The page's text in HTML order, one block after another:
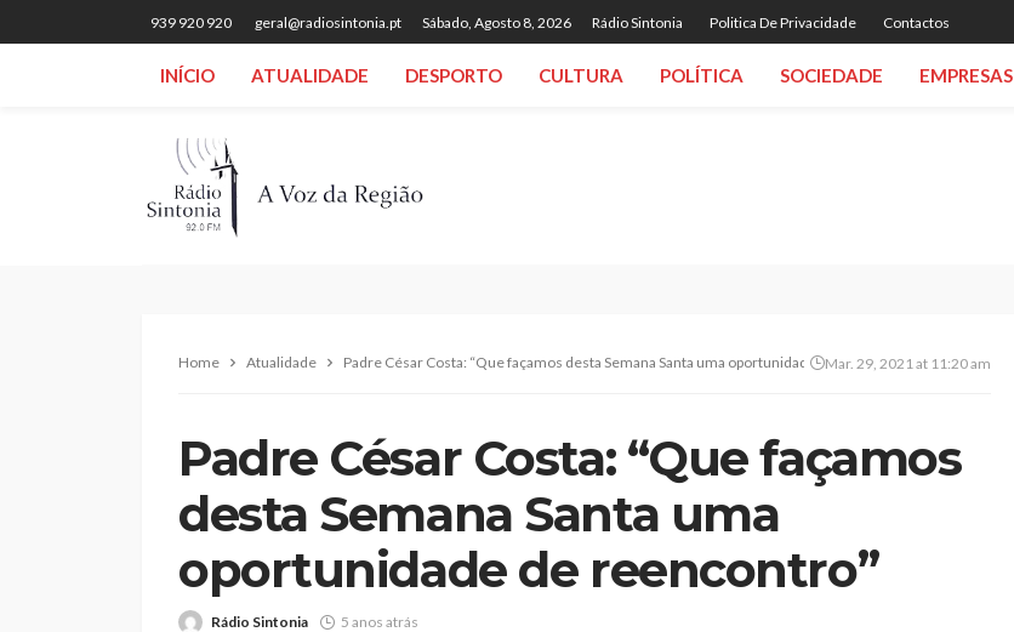
939 920 920 geral@radiosintonia.pt Sábado, Agosto 8, 2026 Rádio Sintonia Politica De Privacidade Contactos
INÍCIO ATUALIDADE DESPORTO CULTURA POLÍTICA SOCIEDADE EMPRESAS
Home Atualidade Padre César Costa: “Que façamos desta Semana Santa uma oportunidade de reencontro”
Mar. 29, 2021 at 11:20 am
Padre César Costa: “Que façamos
desta Semana Santa uma
oportunidade de reencontro”
Rádio Sintonia 5 anos atrás